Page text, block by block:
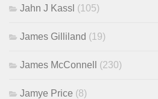
Jahn J Kassl (105)
James Gilliland (19)
James McConnell (230)
Jamye Price (8)